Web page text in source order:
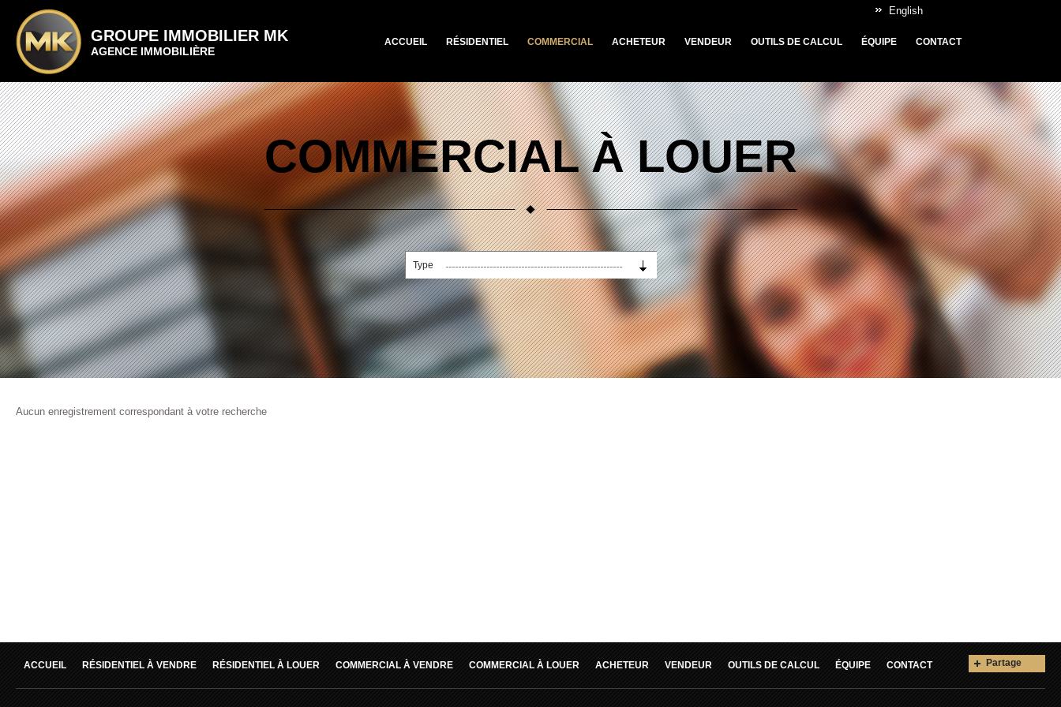
GROUPE IMMOBILIER MK
AGENCE IMMOBILIÈRE
English
ACCUEIL RÉSIDENTIEL COMMERCIAL ACHETEUR VENDEUR OUTILS DE CALCUL ÉQUIPE CONTACT
COMMERCIAL À LOUER
Type
Aucun enregistrement correspondant à votre recherche
ACCUEIL RÉSIDENTIEL À VENDRE RÉSIDENTIEL À LOUER COMMERCIAL À VENDRE COMMERCIAL À LOUER ACHETEUR VENDEUR OUTILS DE CALCUL ÉQUIPE CONTACT Partage